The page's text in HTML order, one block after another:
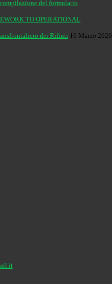
del formulario
TO OPERATIONAL
dei Rifiuti 16 Marzo 2026